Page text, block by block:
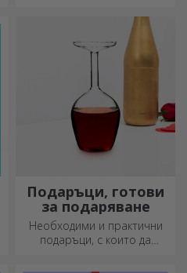
съхранявайте всичките си
спомени наблизо.
Подаръци, готови
за подаряване
Необходими и практични
подаръци, с които да